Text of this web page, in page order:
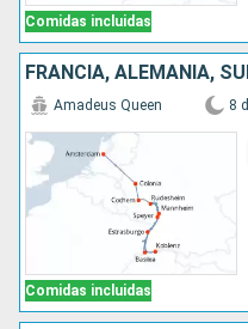
Comidas incluidas
Comidas incluidas
Amadeus Queen 8 d